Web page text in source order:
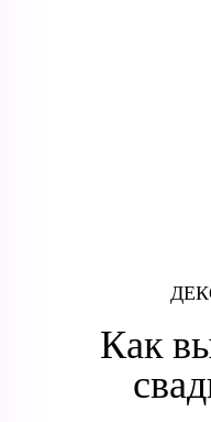
Как